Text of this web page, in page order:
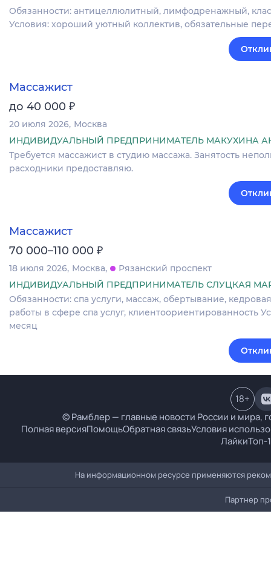
Обязанности: антицеллюлитный, лимфодренажный,
Условия: хороший уютный коллектив, обязательные
Массажист
до 40 000 ₽
20 июля 2026 Москва
ИНДИВИДУАЛЬНЫЙ ПРЕДПРИНИМАТЕЛЬ МАКУХИНА
Требуется массажист в студию массажа. Занятость
расходники предоставляю.
Массажист
70 000–110 000 ₽
18 июля 2026 Москва
Рязанский проспект
ИНДИВИДУАЛЬНЫЙ ПРЕДПРИНИМАТЕЛЬ СЛУЦКАЯ
Обязанности: спа услуги, массаж, обертывание,
работы в сфере спа услуг, клиентоориентированность
месяц
© Рамблер — главные новости России и мира,
Полная версияПомощьОбратная связьУсловия
ЛайкиТоп-
18+
На информационном ресурсе применяются
Партнер